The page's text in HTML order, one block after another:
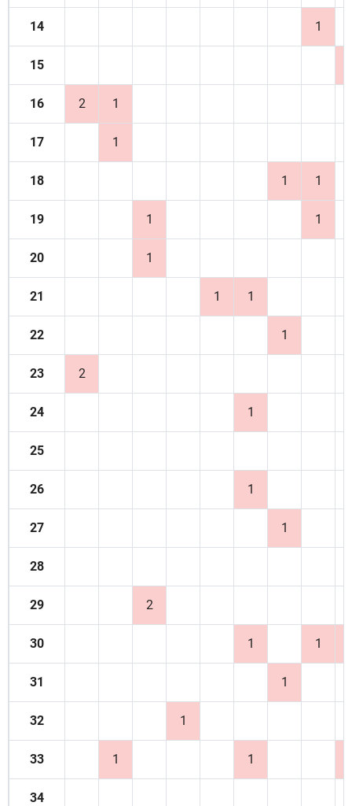
14 1
15
16 2 1
17 1
18 1 1
19 1 1
20 1
21 1 1
22 1
23 2
24 1
25
26 1
27 1
28
29 2
30 1 1
31 1
32 1
33 1 1
34